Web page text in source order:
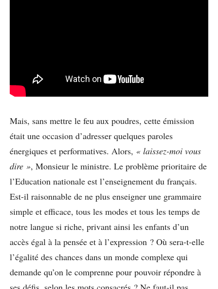
Mais, sans mettre le feu aux poudres, cette émission
était une occasion d’adresser quelques paroles
énergiques et performatives. Alors, « laissez-moi vous
dire », Monsieur le ministre. Le problème prioritaire de
l’Education nationale est l’enseignement du français.
Est-il raisonnable de ne plus enseigner une grammaire
simple et efficace, tous les modes et tous les temps de
notre langue si riche, privant ainsi les enfants d’un
accès égal à la pensée et à l’expression ? Où sera-t-elle
l’égalité des chances dans un monde complexe qui
demande qu’on le comprenne pour pouvoir répondre à